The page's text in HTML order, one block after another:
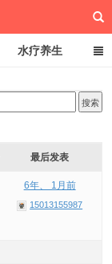
水疗养生
最后发表
6年、 1月前
15013155987